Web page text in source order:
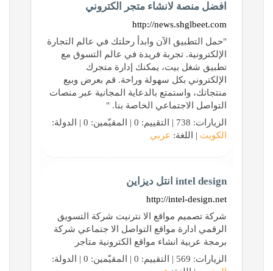
افضل منصة لانشاء متجر الكتروني
http://news.shglbeet.com
"حمل التطبيق الآن وابدأ رحلتك في عالم التجارة
الإلكترونية. تجربة فريدة في عالم التسوق مع
تطبيق شغل بيت، يمكنك إدارة متجرك
الإلكتروني بكل سهولة وراحة. قم بعرض وبيع
منتجاتك، واستمتع بالدعاية المجانية عبر منصات
التواصل الاجتماعي الخاصة بنا. "
الزيارات: 738 | التقييم: 0 | المقيّمين: 0 | الدولة:
الكويت | اللغة: عربي
intel design انتل ديزاين
http://intel-design.net
شركة تصميم مواقع الا نترنيت شركة التسويق
الرقمي ادارة مواقع التواصل الا جتماعي شركة
برمجة عربية انشاء مواقع الكترونية متاجر
الزيارات: 569 | التقييم: 0 | المقيّمين: 0 | الدولة: